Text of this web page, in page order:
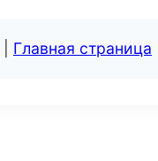
Главная страница